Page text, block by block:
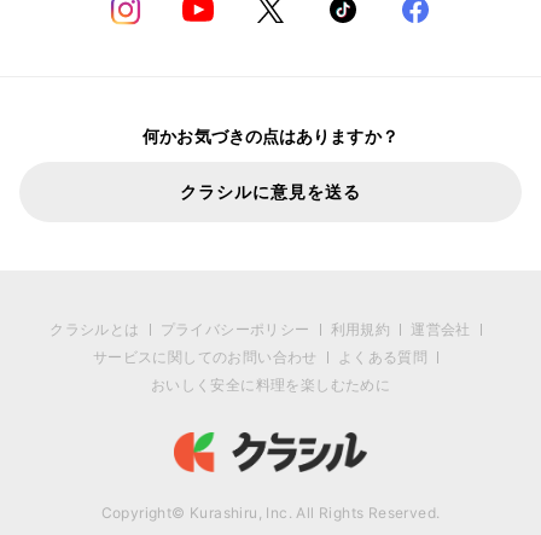
何かお気づきの点はありますか？
クラシルに意見を送る
クラシルとは プライバシーポリシー 利用規約
運営会社
サービスに関してのお問い合わせ
よくある質問
おいしく安全に料理を楽しむために
Copyright© Kurashiru, Inc. All Rights Reserved.